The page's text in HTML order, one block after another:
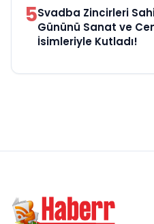
5Svadba Zincirleri
Gününü Sanat ve
İsimleriyle Kutladı!